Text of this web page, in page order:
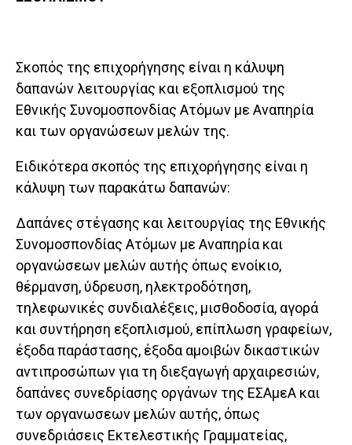
Σκοπός της επιχορήγησης είναι η κάλυψη
δαπανών λειτουργίας και εξοπλισμού της
Εθνικής Συνομοσπονδίας Ατόμων με Αναπηρία
και των οργανώσεων μελών της.
Ειδικότερα σκοπός της επιχορήγησης είναι η
κάλυψη των παρακάτω δαπανών:
Δαπάνες στέγασης και λειτουργίας της Εθνικής
Συνο­μοσπονδίας Ατόμων με Αναπηρία και
οργανώσεων με­λών αυτής όπως ενοίκιο,
θέρμανση, ύδρευση, ηλεκτρο­δότηση,
τηλεφωνικές συνδιαλέξεις, μισθοδοσία, αγορά
και συντήρηση εξοπλισμού, επίπλωση γραφείων,
έξοδα παράστασης, έξοδα αμοιβών δικαστικών
αντιπροσώπων για τη διεξαγωγή αρχαιρεσιών,
δαπάνες συνεδρίασης οργάνων της ΕΣΑμεΑ και
των οργανωσεων μελών αυτής, όπως
συνεδριάσεις Εκτελεστικής Γραμματείας,